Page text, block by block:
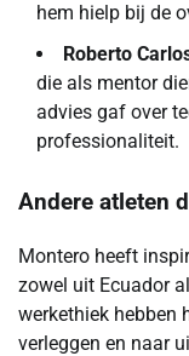
hem hielp bij de
Roberto
die als mentor
advies gaf over
professionaliteit.
Andere atleten
Montero heeft
zowel uit Ecuador
werkethiek hebben
verleggen en naar